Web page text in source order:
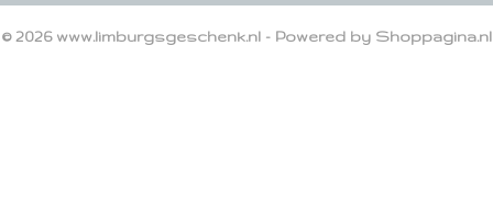
© 2026 www.limburgsgeschenk.nl - Powered by Shoppagina.nl